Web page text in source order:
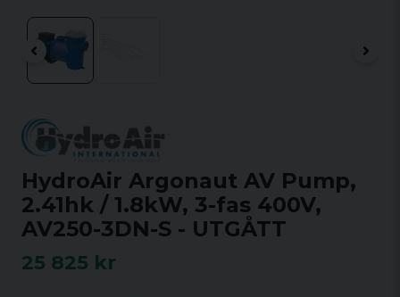
HydroAir Argonaut AV Pump,
2.41hk / 1.8kW, 3-fas 400V,
AV250-3DN-S - UTGÅTT
25 825 kr